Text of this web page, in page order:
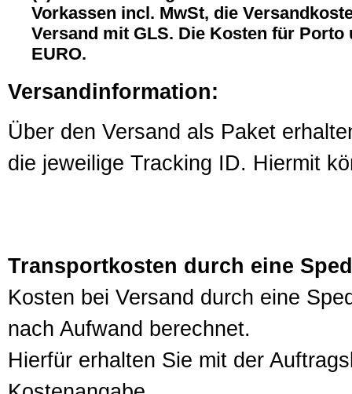
Vorkassen incl. MwSt, die
Versand mit GLS. Die Kosten für
EURO.
Versandinformation:
Über den Versand als Paket
die jeweilige Tracking ID. Hiermit
Transportkosten durch eine
Kosten bei Versand durch eine
nach Aufwand berechnet.
Hierfür erhalten Sie mit der